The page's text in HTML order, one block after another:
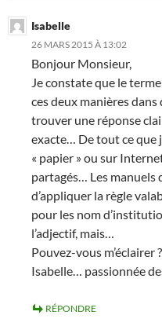
Isabelle
26 MARS 2015 À 13:02
Bonjour Monsieur,
Je constate que le
ces deux manières dans
trouver une réponse
exacte… De tout ce que
« papier » ou sur
partagés… Les
d’appliquer la règle
pour les nom
l’adjectif, mais…
Pouvez-vous m’éclairer
Isabelle… passionnée
RÉPONDRE